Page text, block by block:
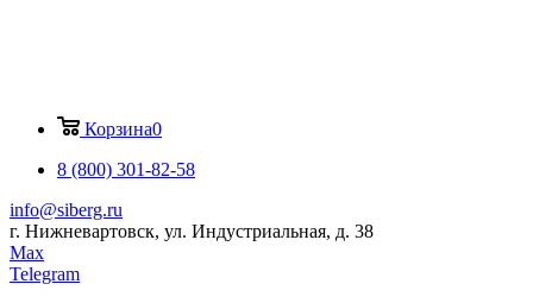
Корзина0
8 (800) 301-82-58
info@siberg.ru
г. Нижневартовск, ул. Индустриальная, д. 38
Max
Telegram